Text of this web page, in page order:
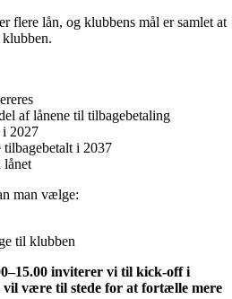
flere lån, og klubbens mål er samlet at
af lånene til tilbagebetaling
2027
i 2037
lånet
man vælge:
til klubben
inviterer vi til kick-off i
vil være til stede for at fortælle mere